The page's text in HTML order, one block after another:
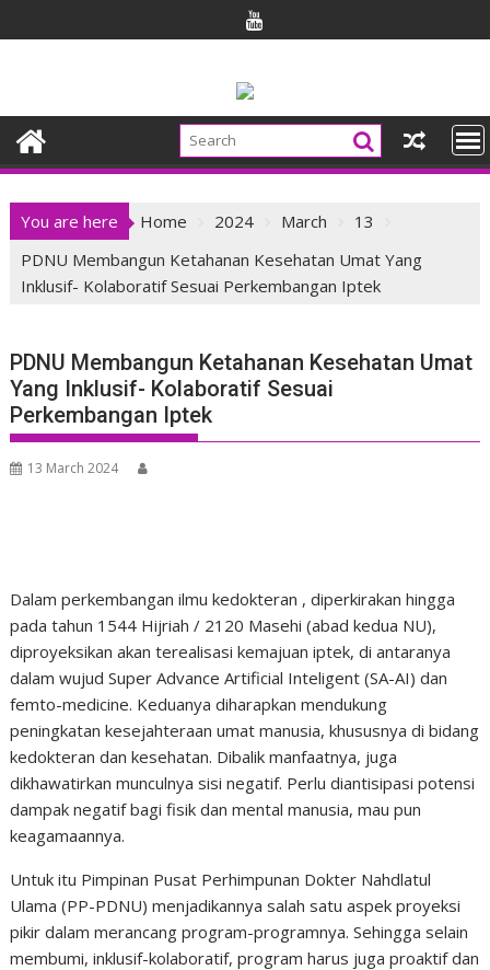
to
You are here Home 2024 March
13
PDNU Membangun Ketahanan Kesehatan Umat Yang
Inklusif- Kolaboratif Sesuai Perkembangan Iptek
PDNU Membangun Ketahanan Kesehatan Umat
Yang Inklusif- Kolaboratif Sesuai
Perkembangan Iptek
13 March 2024
Dalam perkembangan ilmu kedokteran , diperkirakan hingga
pada tahun 1544 Hijriah / 2120 Masehi (abad kedua NU),
diproyeksikan akan terealisasi kemajuan iptek, di antaranya
dalam wujud Super Advance Artificial Inteligent (SA-AI) dan
femto-medicine. Keduanya diharapkan mendukung
peningkatan kesejahteraan umat manusia, khususnya di bidang
kedokteran dan kesehatan. Dibalik manfaatnya, juga
dikhawatirkan munculnya sisi negatif. Perlu diantisipasi potensi
dampak negatif bagi fisik dan mental manusia, mau pun
keagamaannya.
Untuk itu Pimpinan Pusat Perhimpunan Dokter Nahdlatul
Ulama (PP-PDNU) menjadikannya salah satu aspek proyeksi
pikir dalam merancang program-programnya. Sehingga selain
membumi, inklusif-kolaboratif, program harus juga proaktif dan